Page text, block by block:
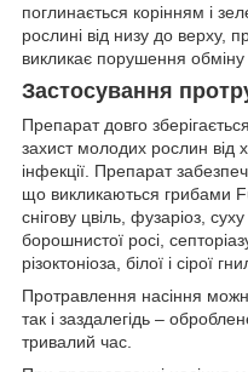
поглинається корінням і
рослині від низу до верху,
викликає порушення обміну
Застосування
Препарат довго
захист молодих рослин від
інфекції. Препарат
що викликаються грибами
снігову цвіль, фузаріоз,
борошнистої росі,
різоктоніоза, білої і сірої
Протравлення насіння
так і заздалегідь –
тривалий час.